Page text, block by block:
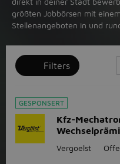
größten Jobbörsen mit
Stellenangeboten in und
Filters
GESPONSERT
Kfz-
Vergoelst